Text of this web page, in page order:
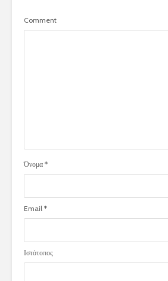
Comment
Όνομα *
Email *
Ιστότοπος